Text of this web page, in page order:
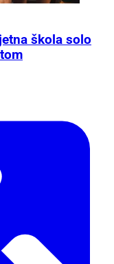
škola solo